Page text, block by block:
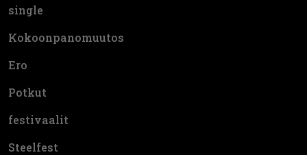
single
Kokoonpanomuutos
Ero
Potkut
festivaalit
Steelfest